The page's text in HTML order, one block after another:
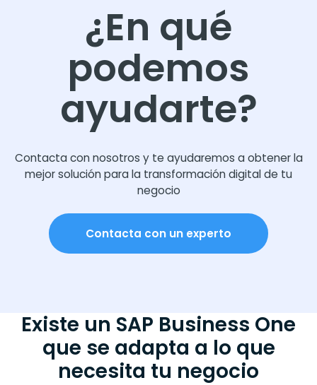
¿En qué
podemos
ayudarte?
Contacta con nosotros y te ayudaremos a obtener la
mejor solución para la transformación digital de tu
negocio
Contacta con un experto
Existe un SAP Business One
que se adapta a lo que
necesita tu negocio